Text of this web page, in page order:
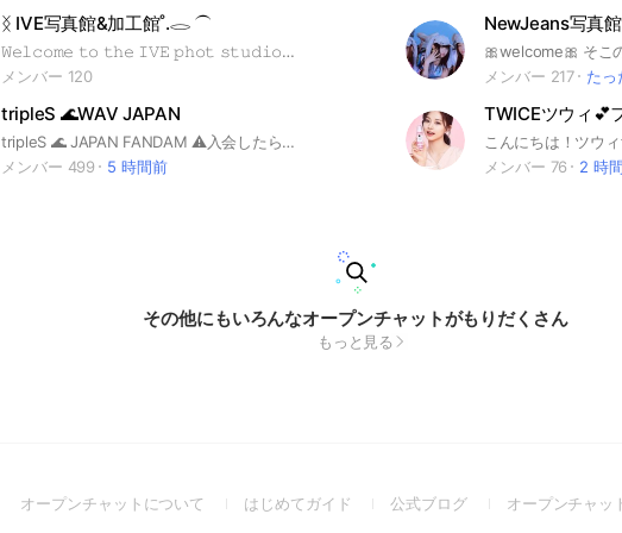
ᛝ IVE写真館&加工館˚.𓂋 ⏜
𝚆𝚎𝚕𝚌𝚘𝚖𝚎 𝚝𝚘 𝚝𝚑𝚎 𝙸𝚅𝙴 𝚙𝚑𝚘𝚝 𝚜𝚝𝚞𝚍𝚒𝚘 . !! この オプ を 見つけて 下さり 有難う御座います . ❤︎" ྀི￣￣￣￣￣￣￣￣ 𝔽𝚒𝚛𝚜𝚝 ￣￣￣￣￣￣￣￣ྀི ʚɞ アイコン を IVE 関係 に . ! ʚɞ 入ったら 挨拶 . 自己紹介 ノートを 作って 頂ける と 嬉しい です . ♩ ʚɞ‬ 即抜け ・ 荒らし ・ タメ ❌ ＋+ 𝗆𝗈𝗋𝖾 ↳#大事なノート1 ྀི￣￣￣￣￣￣￣ 𝕀𝚗𝚏𝚘𝚛𝚖𝚊𝚝𝚒𝚘𝚗 ￣￣￣￣￣￣￣ྀི ʚɞ 雑談 × ʚɞ 定期的 な トーク 消し 🈶 ʚɞ 有料 画像 の 配布 🈶 ʚɞ より良い オプ に する 為 に 日々 励んでいます . ྀི ͚ɞ̴̶̷ ·̮ ɞ̴̶̷ ͚ ྀིᡘ݂ 是非 入ってください . ♪ ྀི￣￣￣￣￣￣￣￣ 𝕆𝚝𝚑𝚎𝚛 ￣￣￣￣￣￣￣￣ྀི ⌕検索用 #IVE #アイブ #アイヴ #아이브 #ユジン #ガウル #レイ #ウォニョン #リズ #イソ #KーPOP #写真館 #加工館
メンバー 120
NewJeans写真館
メンバー 217
たっ
tripleS 🌊WAV JAPAN
tripleS 🌊 JAPAN FANDAM ⚠️入会したら必ず推しアピールコメントをお願いします❤️💬 宣伝Bot対策のため24時間以内にコメントがない場合、一時退会とさせて頂きます🙏 ♨️情報トーク/雑談/Objektトレードルーム完備/姉妹オプチャ写真館もあります ♨️告知用𝕏 公式情報やスケジュールに加え、各種コンテンツ、Fromm写真や話題の投稿翻訳、日本語字幕動画紹介、マスターFANCAM紹介をポストしています #tripleS #트리플에스 #トリプルS #トエス #トリプルエス #SeoYeon #서연 #ソヨン #HyeRin #혜린 #ヘリン #JiWoo #지우 #ジウ #ChaeYeon #채연 #チェヨン #YooYeon #유연 #ユヨン #SooMin #수민 #スミン #NaKyoung #나경 #ナギョン #YuBin #유빈 #ユビン #Kaede #카에데 #カエデ #DaHyun #다현 #ダヒョン #Kotone #코토네 #コトネ #YeonJi #연지 #ヨンジ #Nien #니엔 #ニエン #SoHyun #소현 #ソヒョン #Xinyu #신위 #シンウィー #Mayu #마유 #マユ #Lynn #린 #リン #JooBin #주빈 #ジュビン #HaYeon #하연 #ハヨン #ShiOn #시온 #シオン #ChaeWon #채원 #チェウォン #Sullin #설린 #ソルリン #SeoAh #서아 #ソア #JiYeon #지연 #ジヨン
メンバー 499
5 時間前
TWICEツウィ💕
メンバー 76
2 時
その他にもいろんなオープンチャットがもりだくさん
もっと見る
オープンチャットについて
(Openはじめてガイド
(Open公式ブログ
(Openオープンチャッ